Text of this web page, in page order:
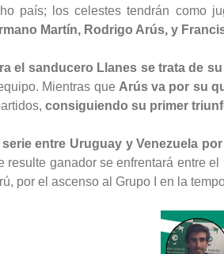
país; los celestes tendrán como
Martín, Rodrigo Arús, y
el sanducero Llanes se trata de
Mientras que Arús va por su
consiguiendo su primer
serie entre Uruguay y Venezuela
resulte ganador se enfrentará entre
por el ascenso al Grupo I en la